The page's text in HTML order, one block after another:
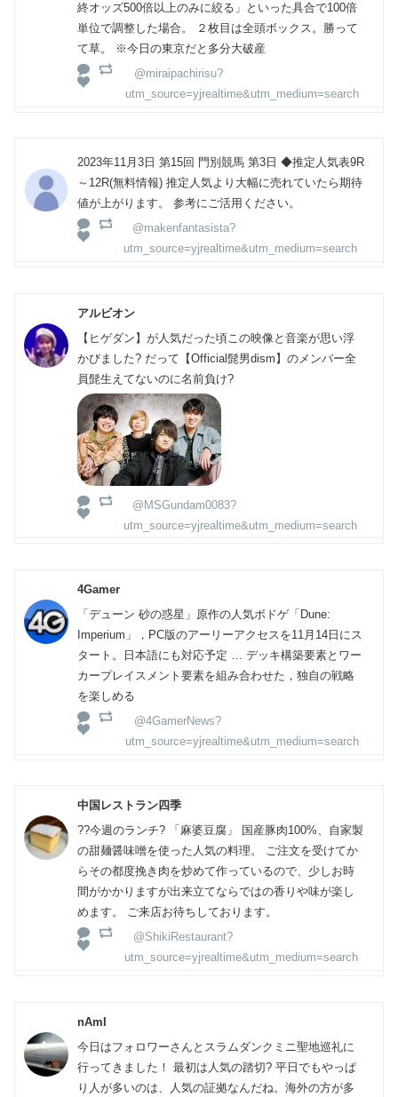
終オッズ500倍以上のみに絞る」といった具合で100倍
単位で調整した場合。 ２枚目は全頭ボックス。勝って
て草。 ※今日の東京だと多分大破産
@miraipachirisu?
utm_source=yjrealtime&utm_medium=search
2023年11月3日 第15回 門別競馬 第3日 ◆推定人気表9R
～12R(無料情報) 推定人気より大幅に売れていたら期待
値が上がります。 参考にご活用ください。
@makenfantasista?
utm_source=yjrealtime&utm_medium=search
アルビオン
【ヒゲダン】が人気だった頃この映像と音楽が思い浮
かびました? だって【Official髭男dism】のメンバー全
員髭生えてないのに名前負け?
@MSGundam0083?
utm_source=yjrealtime&utm_medium=search
4Gamer
「デューン 砂の惑星」原作の人気ボドゲ「Dune:
Imperium」，PC版のアーリーアクセスを11月14日にス
タート。日本語にも対応予定 … デッキ構築要素とワー
カープレイスメント要素を組み合わせた，独自の戦略
を楽しめる
@4GamerNews?
utm_source=yjrealtime&utm_medium=search
中国レストラン四季
?‍?今週のランチ? 「麻婆豆腐」 国産豚肉100%、自家製
の甜麺醤味噌を使った人気の料理。 ご注文を受けてか
らその都度挽き肉を炒めて作っているので、少しお時
間がかかりますが出来立てならではの香りや味が楽し
めます。 ご来店お待ちしております。
@ShikiRestaurant?
utm_source=yjrealtime&utm_medium=search
nAmI
今日はフォロワーさんとスラムダンクミニ聖地巡礼に
行ってきました！ 最初は人気の踏切? 平日でもやっぱ
り人が多いのは、人気の証拠なんだね。海外の方が多